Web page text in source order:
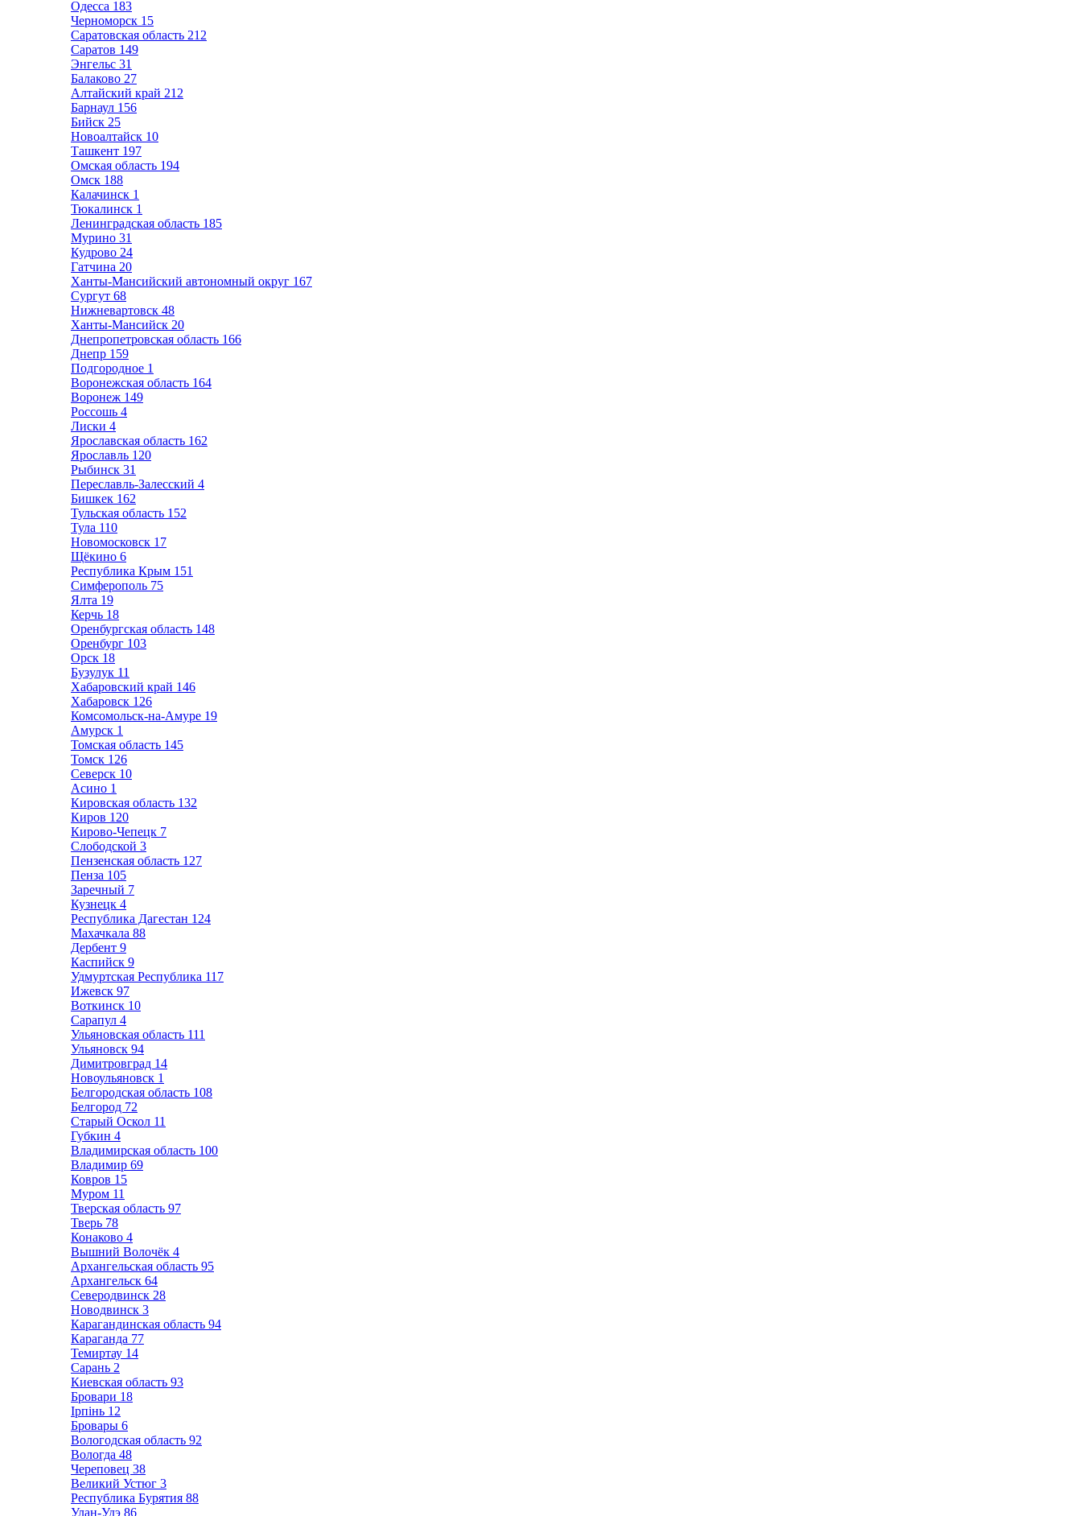
Одесса 183
Черноморск 15
Саратовская область 212
Саратов 149
Энгельс 31
Балаково 27
Алтайский край 212
Барнаул 156
Бийск 25
Новоалтайск 10
Ташкент 197
Омская область 194
Омск 188
Калачинск 1
Тюкалинск 1
Ленинградская область 185
Мурино 31
Кудрово 24
Гатчина 20
Ханты-Мансийский автономный округ 167
Сургут 68
Нижневартовск 48
Ханты-Мансийск 20
Днепропетровская область 166
Днепр 159
Подгородное 1
Воронежская область 164
Воронеж 149
Россошь 4
Лиски 4
Ярославская область 162
Ярославль 120
Рыбинск 31
Переславль-Залесский 4
Бишкек 162
Тульская область 152
Тула 110
Новомосковск 17
Щёкино 6
Республика Крым 151
Симферополь 75
Ялта 19
Керчь 18
Оренбургская область 148
Оренбург 103
Орск 18
Бузулук 11
Хабаровский край 146
Хабаровск 126
Комсомольск-на-Амуре 19
Амурск 1
Томская область 145
Томск 126
Северск 10
Асино 1
Кировская область 132
Киров 120
Кирово-Чепецк 7
Слободской 3
Пензенская область 127
Пенза 105
Заречный 7
Кузнецк 4
Республика Дагестан 124
Махачкала 88
Дербент 9
Каспийск 9
Удмуртская Республика 117
Ижевск 97
Воткинск 10
Сарапул 4
Ульяновская область 111
Ульяновск 94
Димитровград 14
Новоульяновск 1
Белгородская область 108
Белгород 72
Старый Оскол 11
Губкин 4
Владимирская область 100
Владимир 69
Ковров 15
Муром 11
Тверская область 97
Тверь 78
Конаково 4
Вышний Волочёк 4
Архангельская область 95
Архангельск 64
Северодвинск 28
Новодвинск 3
Карагандинская область 94
Караганда 77
Темиртау 14
Сарань 2
Киевская область 93
Бровари 18
Ірпінь 12
Бровары 6
Вологодская область 92
Вологда 48
Череповец 38
Великий Устюг 3
Республика Бурятия 88
Улан-Удэ 86